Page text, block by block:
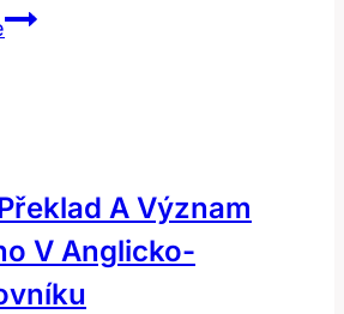
Collate:
Fráze
A Význam
V Anglicko-